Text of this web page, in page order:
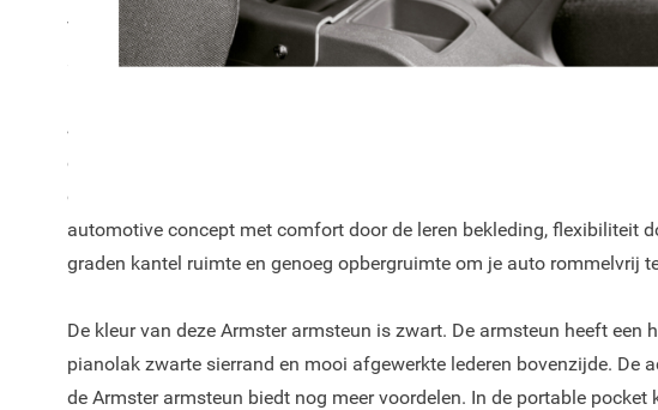
Voordeel van deze Armster 2 armsteun is dat je er spullen in kunt
armsteun is ook in hoogte verstelbaar en naar achter te klappen.
Je portemonnee, sleutels, telefoon, kleingeld; ben jij hiervoor ook altijd
een geschikte plek in de auto? De ArmSter™ 2 biedt hiervoor de juiste
ook nog geschikt voor jouw Hyundai i20 2009 - 2014! De armsteun is
automotive concept met comfort door de leren bekleding, flexibiliteit
graden kantel ruimte en genoeg opbergruimte om je auto rommelvrij
De kleur van deze Armster armsteun is zwart. De armsteun heeft een
pianolak zwarte sierrand en mooi afgewerkte lederen bovenzijde. De
de Armster armsteun biedt nog meer voordelen. In de portable pocket